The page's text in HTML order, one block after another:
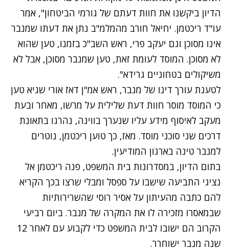
הדיון ביקשנו את חוות דעתם של גורמי הביטחון", אמר
עו"ד ריכטמן. יחיאל חורב מהמלמ"ב נתן את דעתו שמנבר
אינו מסוכן וגם יעקב פרי, ראש השב"כ בזמנו, טען שהוא
לא מסוכן. המוסד לעומת זאת, טען שמנבר מסוכן, אבל לא
משיקולים בטחוניים גרידא".
לטענת עורך דינו של מנבר, ראש אמ"ן דאז אורי שגיא טען
כי המוסד מוסר חוות דעת שלילית על מרשו, מאחר ובעת
מעקב לאיסוף מידע עליו שנערך בווינה, נהרגו בתאונת
דרכים שני סוכני מוסד. מאז, כך טוען ריכטמן, נוטרים
למנבר טינה בארגון המודיעין.
בתום הדיון, במסדרונות בית המשפט, פנה ריכטמן אל
נציגי התביעה שישבו על ספסל ומבלי שרצו בכך הקריא
להם כתבה מהעיתון על אסיר רוסי שהשרירותיות
שבמאסרו מזכירה לו את המקרה של מנבר. ביום רביעי
הקרוב הם ישובו לבית המשפט כדי לקבוע עם לאחר 12
שנה מנבר ישוחרר.